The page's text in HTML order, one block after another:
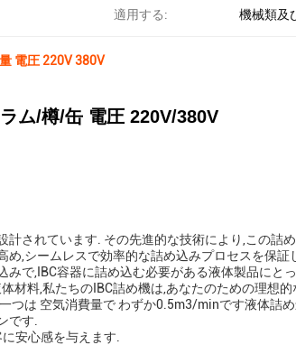
適用する: 機械類及
電圧 220V 380V
ム/樽/缶 電圧 220V/380V
されています. その先進的な技術により,この詰
,シームレスで効率的な詰め込みプロセスを保証
で,IBC容器に詰め込む必要がある液体製品にと
材料,私たちのIBC詰め機は,あなたのための理想的
つは 空気消費量で わずか0.5m3/minです液体詰
です.
安心感を与えます.